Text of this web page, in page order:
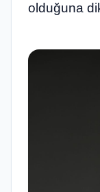
olduğuna